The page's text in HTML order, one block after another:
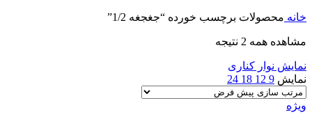
خانه محصولات برچسب خورده “جغجغه 1/2”
مشاهده همه 2 نتیجه
نمایش نوار کناری
نمایش 9
12
18
24
ویژه